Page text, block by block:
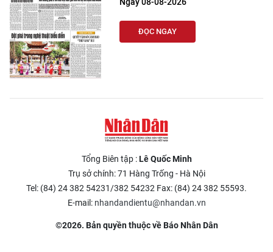
Ngày 08-08-2026
ĐỌC NGAY
Tổng Biên tập :Lê Quốc Minh
Trụ sở chính: 71 Hàng Trống - Hà Nội
Tel: (84) 24 382 54231/382 54232 Fax: (84) 24 382 55593.
E-mail: nhandandientu@nhandan.vn
©2026. Bản quyền thuộc về Báo Nhân Dân